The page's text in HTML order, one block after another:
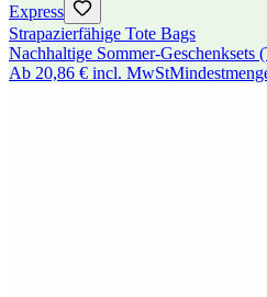
Express
Strapazierfähige Tote Bags
Nachhaltige Sommer-Geschenksets
Ab 20,86 € incl. MwSt